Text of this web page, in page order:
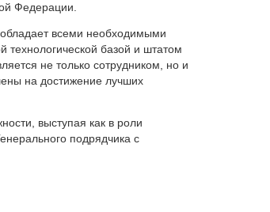
Федерации.
всеми необходимыми
технологической базой и штатом
не только сотрудником, но и
на достижение лучших
выступая как в роли
подрядчика с